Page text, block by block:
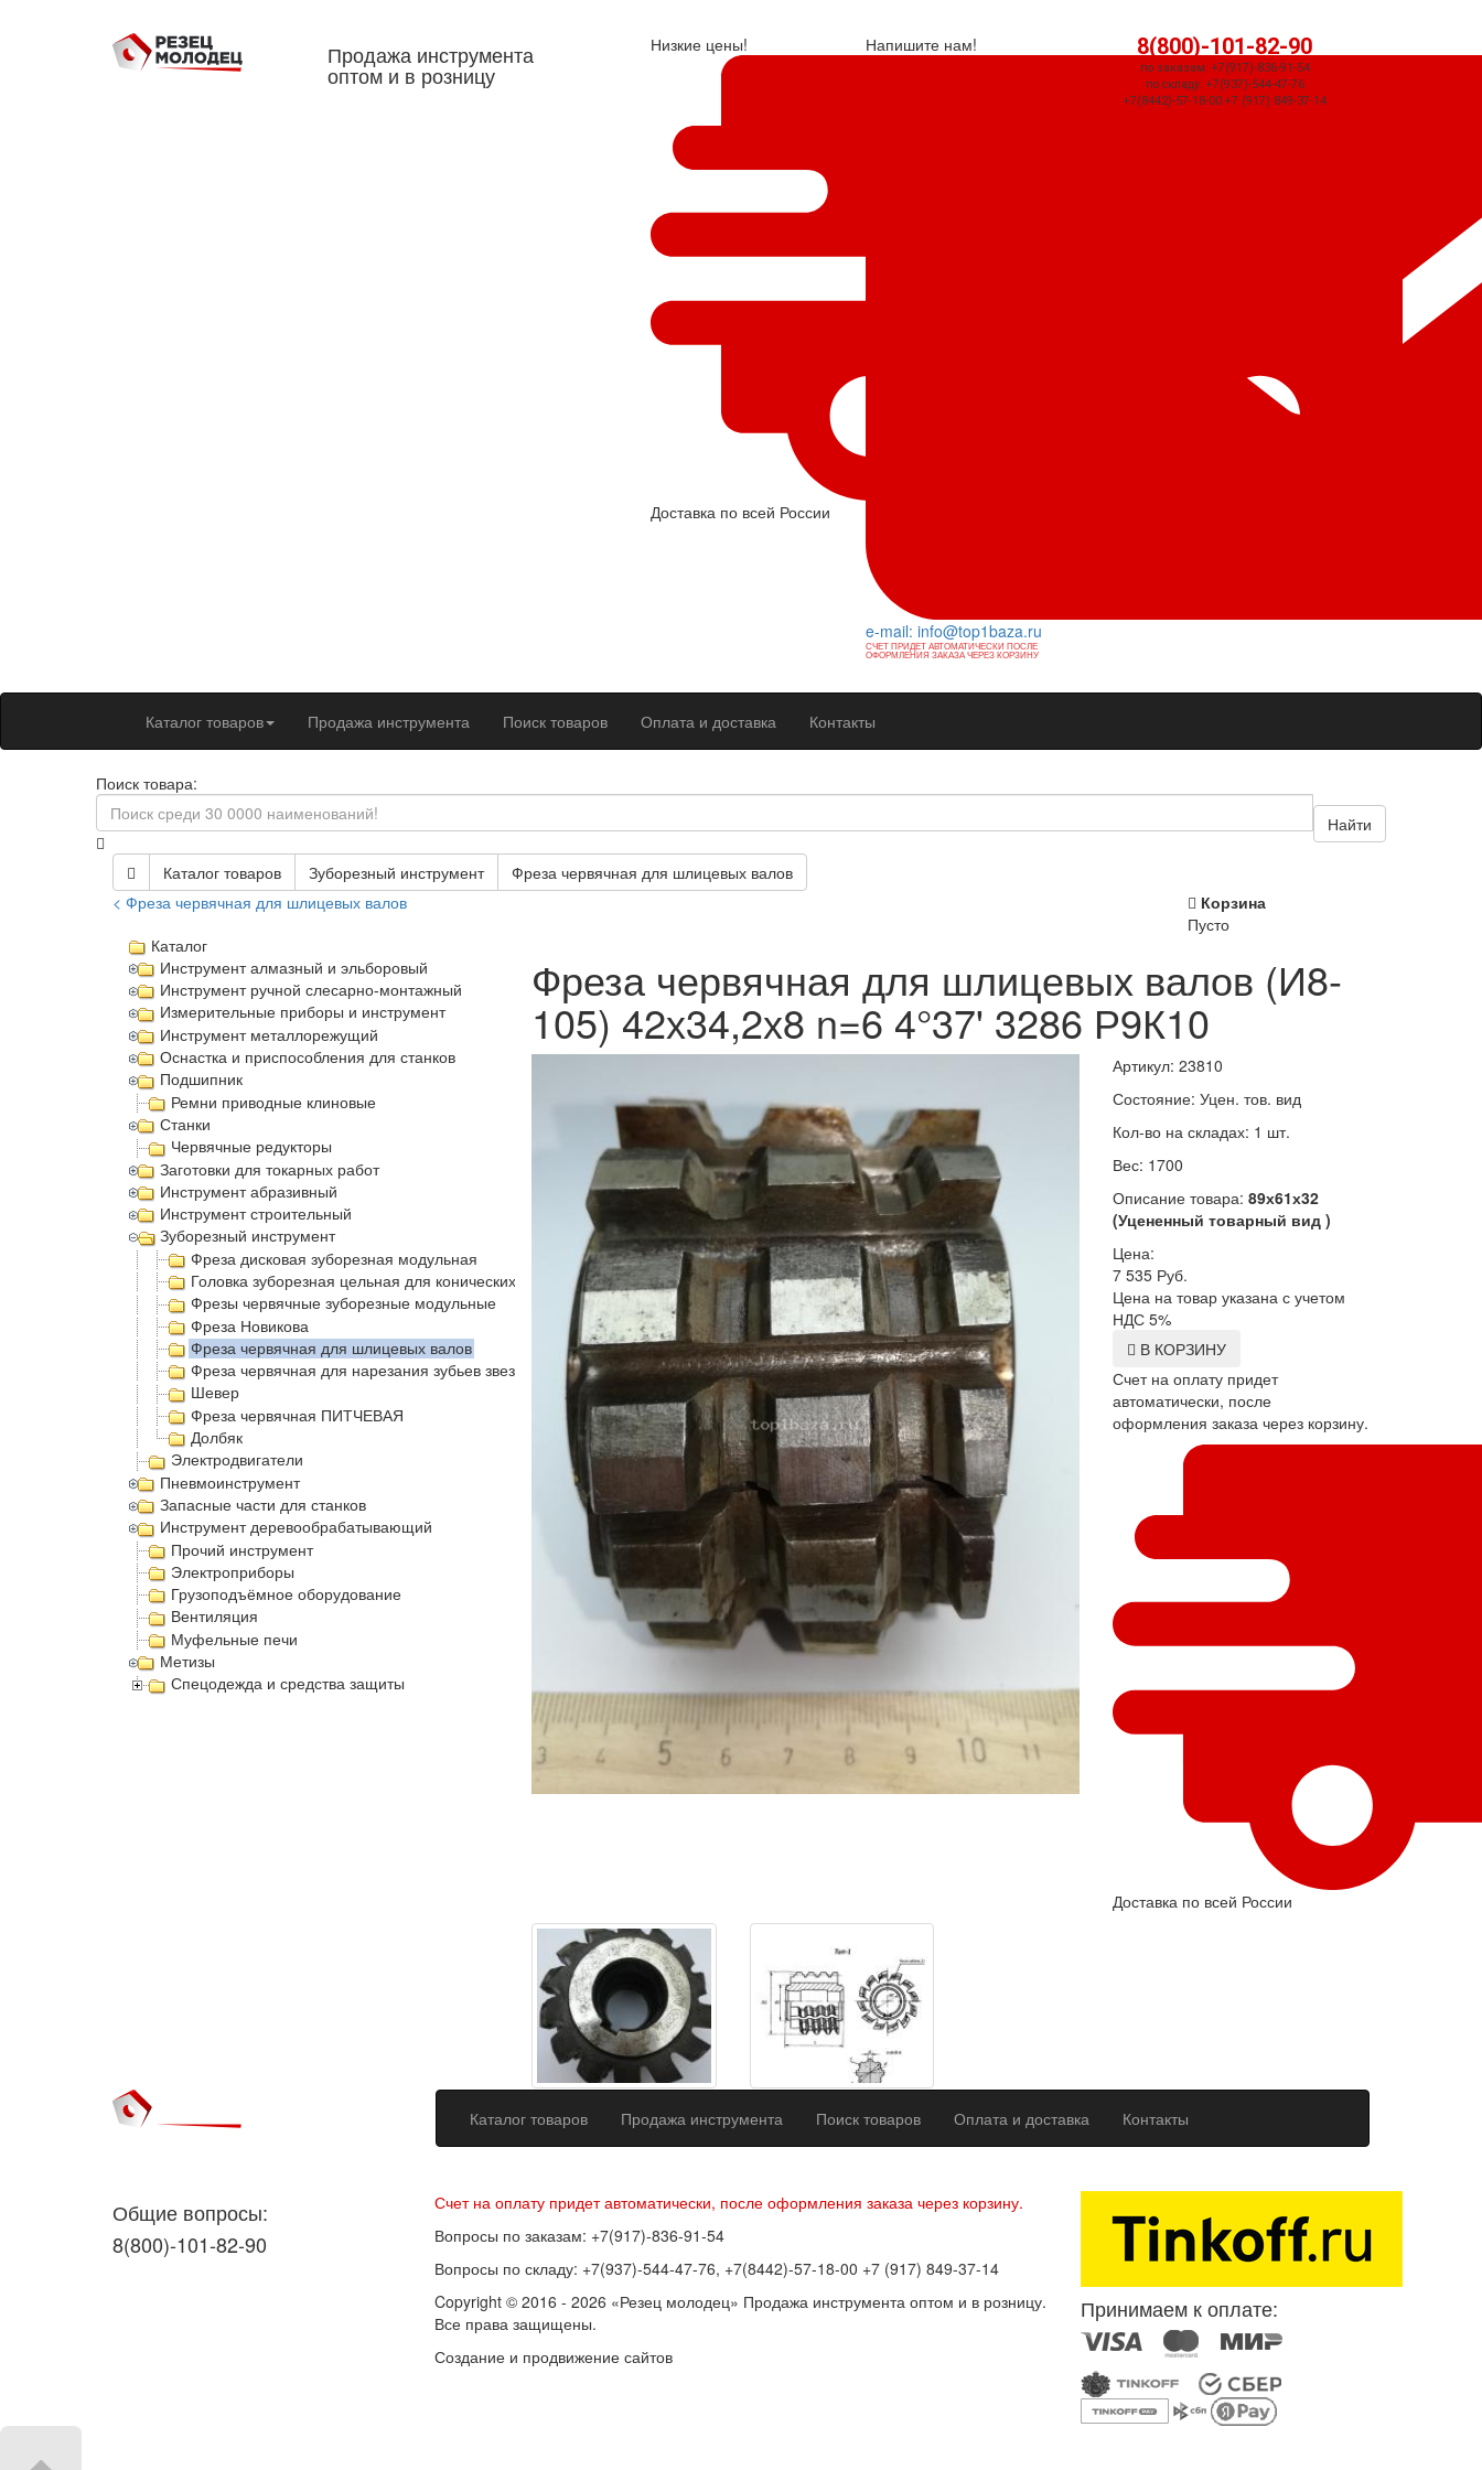
Продажа инструмента
оптом и в розницу
Низкие цены!
Доставка по всей России
Напишите нам!
e-mail: info@top1baza.ru
СЧЕТ ПРИДЕТ АВТОМАТИЧЕСКИ ПОСЛЕ
ОФОРМЛЕНИЯ ЗАКАЗА ЧЕРЕЗ КОРЗИНУ
8(800)-101-82-90
по заказам: +7(917)-836-91-54
по складу: +7(937)-544-47-76
+7(8442)-57-18-00 +7 (917) 849-37-14
Каталог товаров Продажа инструмента Поиск товаров Оплата и доставка Контакты
Поиск товара:
Найти
Каталог товаров Зуборезный инструмент
Фреза червячная для шлицевых валов
< Фреза червячная для шлицевых валов
Корзина
Пусто
Каталог
Инструмент алмазный и эльборовый
Инструмент ручной слесарно-монтажный
Измерительные приборы и инструмент
Инструмент металлорежущий
Оснастка и приспособления для станков
Подшипник
Ремни приводные клиновые
Станки
Червячные редукторы
Заготовки для токарных работ
Инструмент абразивный
Инструмент строительный
Зуборезный инструмент
Фреза дисковая зуборезная модульная
Головка зуборезная цельная для конических колёс с круговыми зубьями ГОСТ 11906-77
Фрезы червячные зуборезные модульные
Фреза Новикова
Фреза червячная для шлицевых валов
Фреза червячная для нарезания зубьев звездочек
Шевер
Фреза червячная ПИТЧЕВАЯ
Долбяк
Электродвигатели
Пневмоинструмент
Запасные части для станков
Инструмент деревообрабатывающий
Прочий инструмент
Электроприборы
Грузоподъёмное оборудование
Вентиляция
Муфельные печи
Метизы
Спецодежда и средства защиты
Фреза червячная для шлицевых валов (И8-
105) 42х34,2х8 n=6 4°37' 3286 Р9К10
Артикул: 23810
Состояние: Уцен. тов. вид
Кол-во на складах: 1 шт.
Вес: 1700
Описание товара: 89х61х32
(Уцененный товарный вид )
Цена:
7 535 Руб.
Цена на товар указана с учетом
НДС 5%
В КОРЗИНУ
Счет на оплату придет
автоматически, после
оформления заказа через корзину.
Доставка по всей России
Каталог товаров Продажа инструмента Поиск товаров Оплата и доставка Контакты
Общие вопросы:
8(800)-101-82-90
Счет на оплату придет автоматически, после оформления заказа через корзину.
Вопросы по заказам: +7(917)-836-91-54
Вопросы по складу: +7(937)-544-47-76, +7(8442)-57-18-00 +7 (917) 849-37-14
Copyright © 2016 - 2026 «Резец молодец» Продажа инструмента оптом и в розницу.
Все права защищены.
Создание и продвижение сайтов
Принимаем к оплате: